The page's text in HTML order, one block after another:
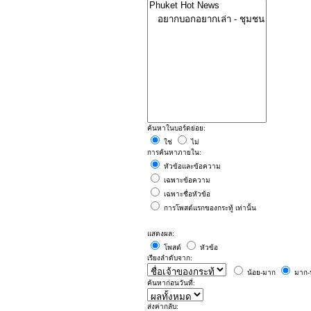
ค้นหาในบอร์ดย่อย:
ใช่
ไม่
การค้นหาภายใน:
หัวข้อและข้อความ
เฉพาะข้อความ
เฉพาะชื่อหัวข้อ
การโพสต์แรกของกระทู้ เท่านั้น
แสดงผล:
โพสต์
หัวข้อ
เรียงลำดับจาก:
น้อย-มาก
มาก
ค้นหาก่อนวันที่:
ส่งค่ากลับ: